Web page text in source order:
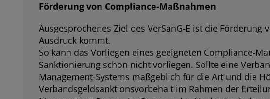
Förderung von Compliance-Maßnahmen
Ausgesprochenes Ziel des VerSanG-E ist die
Ausdruck kommt.
So kann das Vorliegen eines geeigneten Compliance-
Sanktionierung schon nicht vorliegen. Sollte eine
Management-Systems maßgeblich für die Art und die
Verbandsgeldsanktionsvorbehalt im Rahmen der